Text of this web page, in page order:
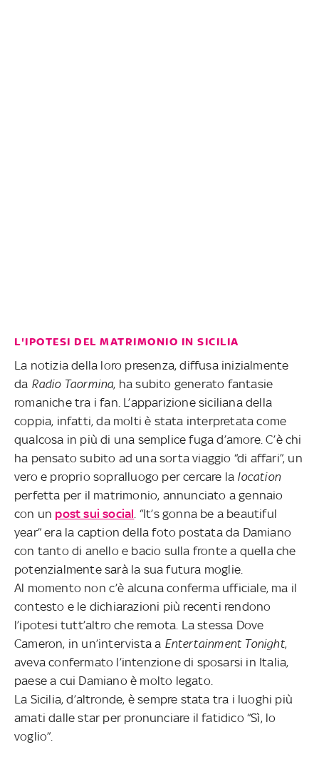
L'IPOTESI DEL MATRIMONIO IN SICILIA
La notizia della loro presenza, diffusa inizialmente
da Radio Taormina, ha subito generato fantasie
romaniche tra i fan. L’apparizione siciliana della
coppia, infatti, da molti è stata interpretata come
qualcosa in più di una semplice fuga d’amore. C’è chi
ha pensato subito ad una sorta viaggio “di affari”, un
vero e proprio sopralluogo per cercare la location
perfetta per il matrimonio, annunciato a gennaio
con un post sui social . “It’s gonna be a beautiful
year” era la caption della foto postata da Damiano
con tanto di anello e bacio sulla fronte a quella che
potenzialmente sarà la sua futura moglie.
Al momento non c’è alcuna conferma ufficiale, ma il
contesto e le dichiarazioni più recenti rendono
l’ipotesi tutt’altro che remota. La stessa Dove
Cameron, in un’intervista a Entertainment Tonight,
aveva confermato l’intenzione di sposarsi in Italia,
paese a cui Damiano è molto legato.
La Sicilia, d’altronde, è sempre stata tra i luoghi più
amati dalle star per pronunciare il fatidico “Sì, lo
voglio”.